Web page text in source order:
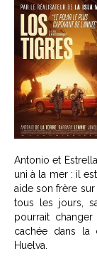
Antonio et
uni à la mer : il
aide son frère sur
tous les jours,
pourrait
cachée dans
Huelva.